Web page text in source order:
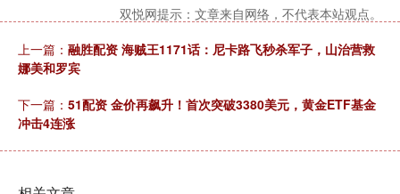
双悦网提示：文章来自网络，不代表本站观点。
上一篇： 融胜配资 海贼王1171话：尼卡路飞秒杀军子，山治营救
娜美和罗宾
下一篇： 51配资 金价再飙升！首次突破3380美元，黄金ETF基金
冲击4连涨